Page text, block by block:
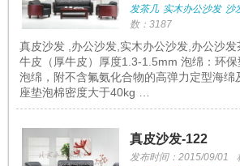
发茶几 实木办公沙发 沙
数：3187
真皮沙发 ,办公沙发,实木办公沙发,办公沙
牛皮（厚牛皮）厚度1.3-1.5mm 泡绵：环
泡绵，附不含氟氨化合物的高弹力定型海绵
座垫泡棉密度大于40kg …
真皮沙发-122
发布时间：2015/09/01